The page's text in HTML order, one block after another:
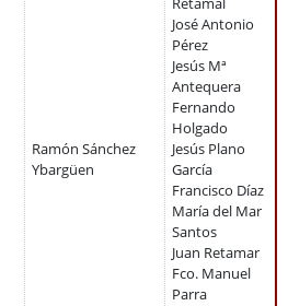
Ramón Sánchez
Ybargüen
José Antonio
Pérez
Jesús Mª
Antequera
Fernando
Holgado
Jesús Plano
García
Francisco Díaz
María del Mar
Santos
Juan Retamar
Fco. Manuel
Parra